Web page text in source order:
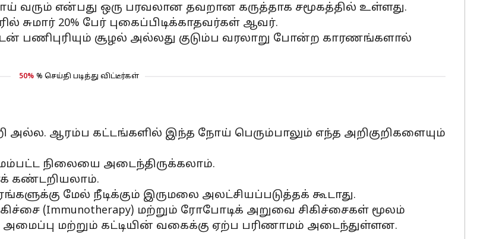
வரும் என்பது ஒரு பரவலான தவறான கருத்தாக சமூகத்தில் உள்ளது.
20% பேர் புகைப்பிடிக்காதவர்கள் ஆவர்.
பணிபுரியும் சூழல் அல்லது குடும்ப வரலாறு போன்ற காரணங்களால்
50% % செய்தி படித்து விட்டீர்கள்
அல்ல. ஆரம்ப கட்டங்களில் இந்த நோய் பெரும்பாலும் எந்த அறிகுறிகளையும்
நிலையை அடைந்திருக்கலாம்.
கண்டறியலாம்.
மேல் நீடிக்கும் இருமலை அலட்சியப்படுத்தக் கூடாது.
(Immunotherapy) மற்றும் ரோபோடிக் அறுவை சிகிச்சைகள் மூலம்
மற்றும் கட்டியின் வகைக்கு ஏற்ப பரிணாமம் அடைந்துள்ளன.